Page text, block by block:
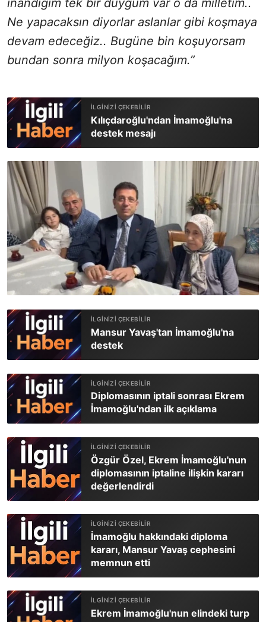
inandığım tek bir duygum var o da milletim..
Ne yapacaksın diyorlar aslanlar gibi koşmaya
devam edeceğiz.. Bugüne bin koşuyorsam
bundan sonra milyon koşacağım.”
Kılıçdaroğlu'ndan İmamoğlu'na
destek mesajı
Mansur Yavaş'tan İmamoğlu'na
destek
Diplomasının iptali sonrası Ekrem
İmamoğlu'ndan ilk açıklama
Özgür Özel, Ekrem İmamoğlu'nun
diplomasının iptaline ilişkin kararı
değerlendirdi
İmamoğlu hakkındaki diploma
kararı, Mansur Yavaş cephesini
memnun etti
Ekrem İmamoğlu'nun elindeki turp